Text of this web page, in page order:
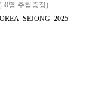
명 추첨증정)